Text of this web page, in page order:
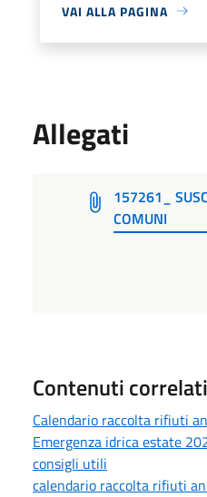
VAI ALLA PAGINA
Allegati
157261_
COMUNI
Contenuti correlati
Calendario raccolta rifiuti
Emergenza idrica estate
consigli utili
calendario raccolta rifiuti